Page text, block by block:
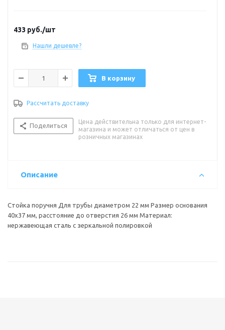
433 руб./шт
Нашли дешевле?
В корзину
Рассчитать доставку
Поделиться
Цена действительна только для интернет-
магазина и может отличаться от цен в
розничных магазинах
Описание
Стойка поручня Для трубы диаметром 22 мм Размер основания
40х37 мм, расстояние до отверстия 26 мм Материал:
нержавеющая сталь с зеркальной полировкой